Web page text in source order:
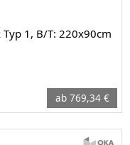
Typ 1, B/T: 220x90cm
ab 769,34 €